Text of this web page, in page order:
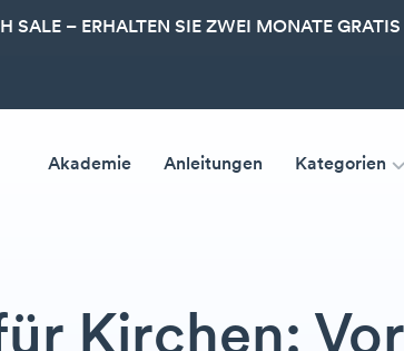
SALE – ERHALTEN SIE ZWEI MONATE GRATIS
Akademie Anleitungen Kategorien
Kirchen: